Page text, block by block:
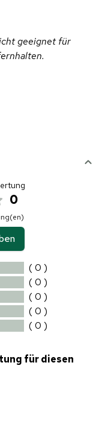
geeignet für
0
( 0 )
( 0 )
( 0 )
( 0 )
( 0 )
für diesen